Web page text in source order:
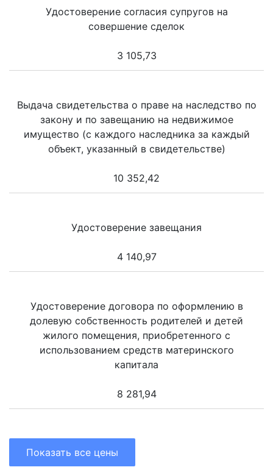
Удостоверение согласия супругов на
совершение сделок
3 105,73
Выдача свидетельства о праве на наследство по
закону и по завещанию на недвижимое
имущество (с каждого наследника за каждый
объект, указанный в свидетельстве)
10 352,42
Удостоверение завещания
4 140,97
Удостоверение договора по оформлению в
долевую собственность родителей и детей
жилого помещения, приобретенного с
использованием средств материнского
капитала
8 281,94
Показать все цены